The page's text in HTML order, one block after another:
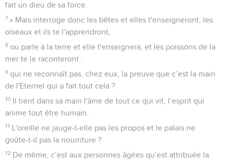
fait un dieu de sa force.
7 » Mais interroge donc les bêtes et elles t'enseigneront, les
oiseaux et ils te l'apprendront,
8 ou parle à la terre et elle t'enseignera, et les poissons de la
mer te le raconteront :
9 qui ne reconnaît pas, chez eux, la preuve que c’est la main
de l'Eternel qui a fait tout cela ?
10 Il tient dans sa main l'âme de tout ce qui vit, l’esprit qui
anime tout être humain.
11 L'oreille ne jauge-t-elle pas les propos et le palais ne
goûte-t-il pas la nourriture ?
12 De même, c’est aux personnes âgées qu’est attribuée la